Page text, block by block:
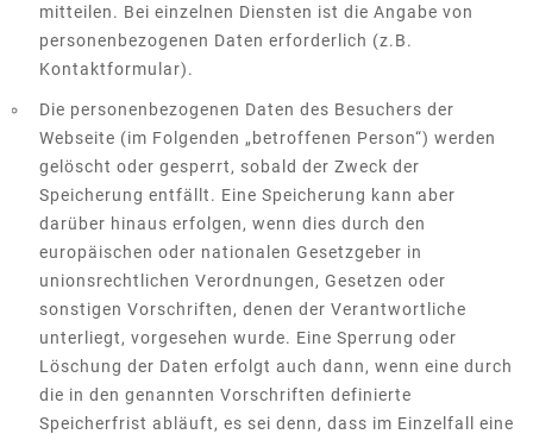
mitteilen. Bei einzelnen Diensten ist die Angabe von
personenbezogenen Daten erforderlich (z.B.
Kontaktformular).
Die personenbezogenen Daten des Besuchers der
Webseite (im Folgenden „betroffenen Person“) werden
gelöscht oder gesperrt, sobald der Zweck der
Speicherung entfällt. Eine Speicherung kann aber
darüber hinaus erfolgen, wenn dies durch den
europäischen oder nationalen Gesetzgeber in
unionsrechtlichen Verordnungen, Gesetzen oder
sonstigen Vorschriften, denen der Verantwortliche
unterliegt, vorgesehen wurde. Eine Sperrung oder
Löschung der Daten erfolgt auch dann, wenn eine durch
die in den genannten Vorschriften definierte
Speicherfrist abläuft, es sei denn, dass im Einzelfall eine